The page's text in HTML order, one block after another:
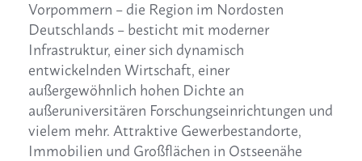
Vorpommern – die Region im Nordosten
Deutschlands – besticht mit moderner
Infrastruktur, einer sich dynamisch
entwickelnden Wirtschaft, einer
außergewöhnlich hohen Dichte an
außeruniversitären Forschungseinrichtungen und
vielem mehr. Attraktive Gewerbestandorte,
Immobilien und Großflächen in Ostseenähe